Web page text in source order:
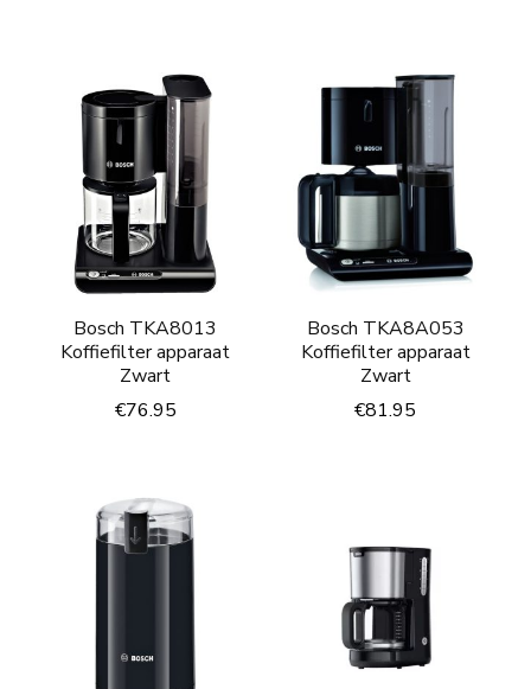
Bosch TKA8013
Koffiefilter apparaat
Zwart
€76.95
Bosch TKA8A053
Koffiefilter apparaat
Zwart
€81.95